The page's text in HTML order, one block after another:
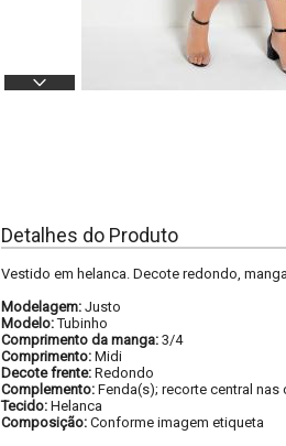
Detalhes do Produto
Vestido em helanca. Decote redondo,
Modelagem: Justo
Modelo:Tubinho
Comprimento da manga: 3/4
Comprimento: Midi
Decote frente: Redondo
Complemento: Fenda(s); recorte central nas
Tecido: Helanca
Composição: Conforme imagem etiqueta